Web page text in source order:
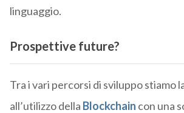
linguaggio.
Prospettive future?
Tra i vari percorsi di sviluppo stiamo
all’utilizzo della Blockchain con una